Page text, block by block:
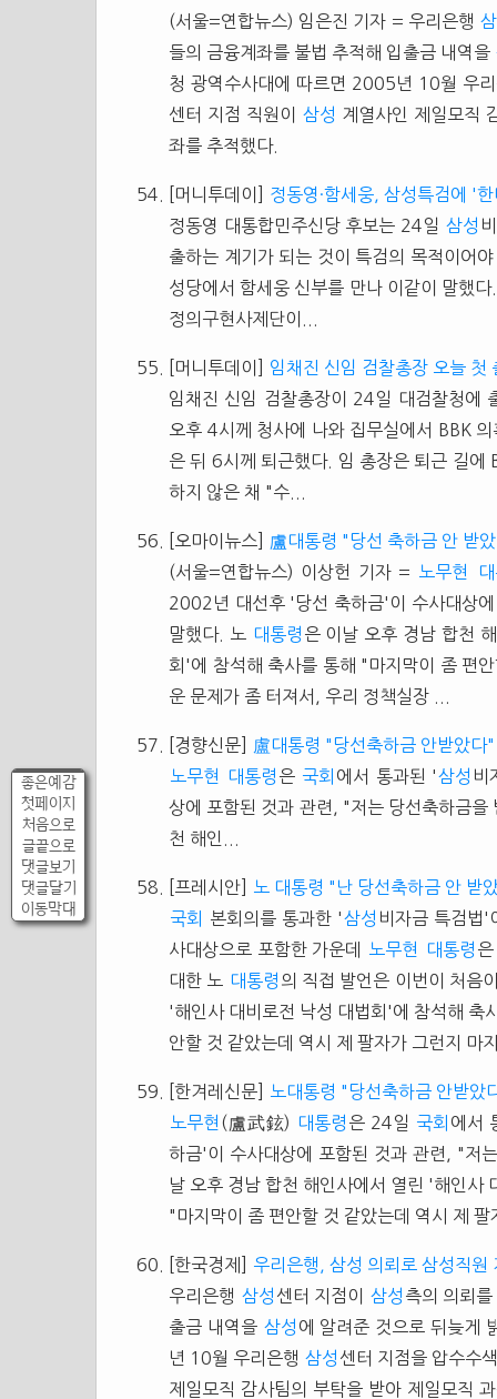
좋은예감
첫페이지
처음으로
글끝으로
댓글보기
댓글달기
이동막대
(서울=연합뉴스) 임은진 기자 = 우리은행
들의 금융계좌를 불법 추적해 입출금 내역을
청 광역수사대에 따르면 2005년 10월 우
센터 지점 직원이 삼성 계열사인 제일모직
좌를 추적했다.
[머니투데이]
정동영·함세웅, 삼성특검에 '
정동영 대통합민주신당 후보는 24일 삼성
출하는 계기가 되는 것이 특검의 목적이어
성당에서 함세웅 신부를 만나 이같이 말했
정의구현사제단이...
[머니투데이]
임채진 신임 검찰총장 오늘 첫
임채진 신임 검찰총장이 24일 대검찰청에
오후 4시께 청사에 나와 집무실에서 BBK
은 뒤 6시께 퇴근했다. 임 총장은 퇴근 길에
하지 않은 채 "수...
[오마이뉴스]
盧대통령 "당선 축하금 안 받
(서울=연합뉴스) 이상헌 기자 =
노무현
2002년 대선후 '당선 축하금'이 수사대상
말했다. 노 대통령 은 이날 오후 경남 합천
회'에 참석해 축사를 통해 "마지막이 좀 편
운 문제가 좀 터져서, 우리 정책실장 ...
[경향신문]
盧대통령 "당선축하금 안받았다
노무현
대통령 은 국회 에서 통과된 '삼성 비
상에 포함된 것과 관련, "저는 당선축하금
천 해인...
[프레시안]
노 대통령 "난 당선축하금 안 받
국회
본회의를 통과한 ' 삼성 비자금 특검법
사대상으로 포함한 가운데
노무현 대통령
대한 노 대통령 의 직접 발언은 이번이 처음
'해인사 대비로전 낙성 대법회'에 참석해 축
안할 것 같았는데 역시 제 팔자가 그런지 마
[한겨레신문]
노대통령 "당선축하금 안받았
노무현 (盧武鉉) 대통령 은 24일 국회 에서
하금'이 수사대상에 포함된 것과 관련, "저
날 오후 경남 합천 해인사에서 열린 '해인
"마지막이 좀 편안할 것 같았는데 역시 제 팔
[한국경제]
우리은행, 삼성 의뢰로 삼성직원
우리은행 삼성 센터 지점이 삼성 측의 의뢰
출금 내역을 삼성 에 알려준 것으로 뒤늦게
년 10월 우리은행 삼성 센터 지점을 압수수
제일모직 감사팀의 부탁을 받아 제일모직